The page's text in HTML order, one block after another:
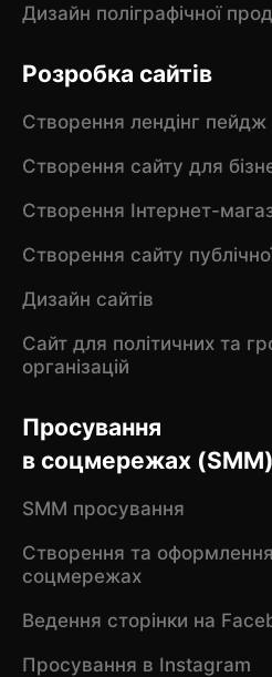
Дизайн поліграфічної
Розробка сайтів
Створення лендінг пейдж
Створення сайту для
Створення Інтернет-
Створення сайту
Дизайн сайтів
Сайт для політичних та
організацій
Просування
в соцмережах (SMM)
SMM просування
Створення та оформлення
соцмережах
Ведення сторінки на
Просування в Instagram